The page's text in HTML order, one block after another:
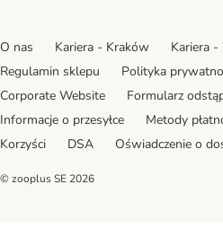
O nas Kariera - Kraków
Kariera -
Regulamin sklepu
Polityka
Corporate Website
Formularz
Informacje o przesyłce
Metody
Korzyści
DSA Oświadczenie o
© zooplus SE 2026